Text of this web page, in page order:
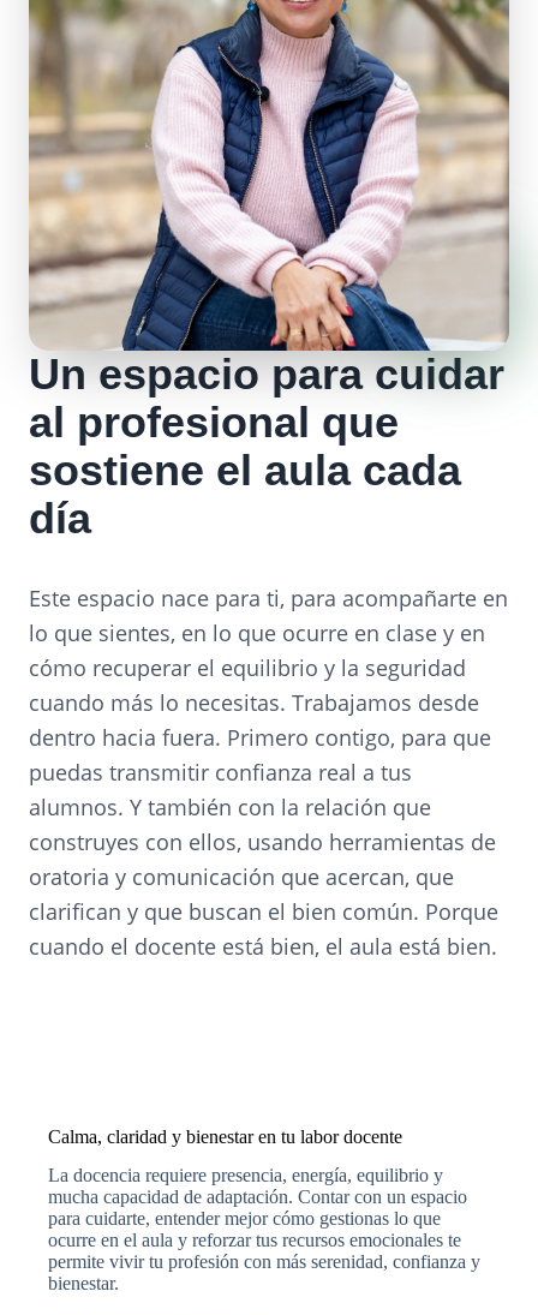
Un espacio para cuidar
al profesional que
sostiene el aula cada
día
Este espacio nace para ti, para acompañarte en
lo que sientes, en lo que ocurre en clase y en
cómo recuperar el equilibrio y la seguridad
cuando más lo necesitas. Trabajamos desde
dentro hacia fuera. Primero contigo, para que
puedas transmitir confianza real a tus
alumnos. Y también con la relación que
construyes con ellos, usando herramientas de
oratoria y comunicación que acercan, que
clarifican y que buscan el bien común. Porque
cuando el docente está bien, el aula está bien.
Calma, claridad y bienestar en tu labor docente
La docencia requiere presencia, energía, equilibrio y
mucha capacidad de adaptación. Contar con un espacio
para cuidarte, entender mejor cómo gestionas lo que
ocurre en el aula y reforzar tus recursos emocionales te
permite vivir tu profesión con más serenidad, confianza y
bienestar.